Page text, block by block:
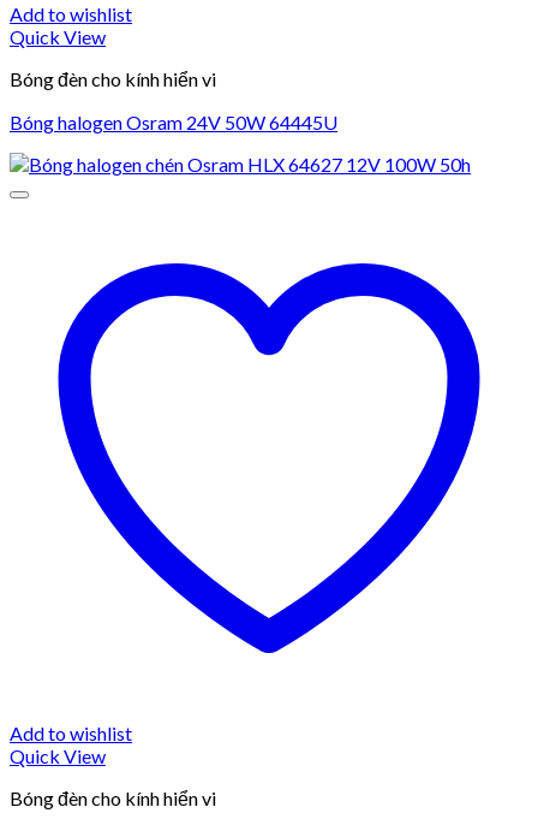
Add to wishlist
Quick View
Bóng đèn cho kính hiển vi
Bóng halogen Osram 24V 50W 64445U
Add to wishlist
Quick View
Bóng đèn cho kính hiển vi